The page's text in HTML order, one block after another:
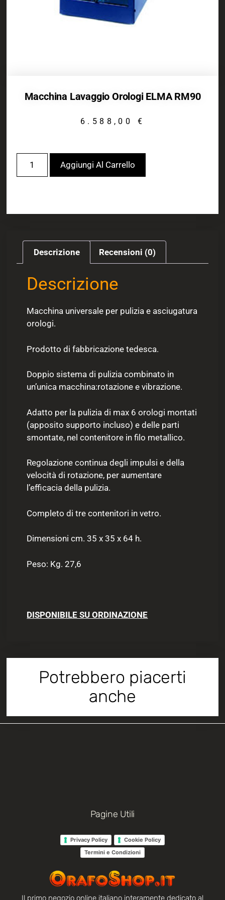
Macchina Lavaggio Orologi ELMA RM90
6.588,00 €
Aggiungi Al Carrello
Descrizione Recensioni (0)
Descrizione
Macchina universale per pulizia e asciugatura
orologi.
Prodotto di fabbricazione tedesca.
Doppio sistema di pulizia combinato in
un’unica macchina:rotazione e vibrazione.
Adatto per la pulizia di max 6 orologi montati
(apposito supporto incluso) e delle parti
smontate, nel contenitore in filo metallico.
Regolazione continua degli impulsi e della
velocità di rotazione, per aumentare
l’efficacia della pulizia.
Completo di tre contenitori in vetro.
Dimensioni cm. 35 x 35 x 64 h.
Peso: Kg. 27,6
DISPONIBILE SU ORDINAZIONE
Potrebbero piacerti
anche
Pagine Utili
Privacy Policy
Cookie Policy
Termini e Condizioni